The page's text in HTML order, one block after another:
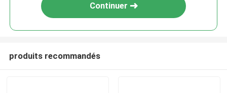
Continuer
produits recommandés